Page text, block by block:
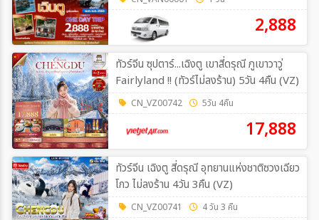
2,888
ทัวร์จีน ซุปตาร์...เฉิงตู เขาสี่ดรุณี ภูเขาวาวู่
Fairlyland !! (ทัวร์ไม่ลงร้าน) 5วัน 4คืน (VZ)
CN_VZ00742 5วัน 4คืน
17,888
ทัวร์จีน เฉิงตู สี่ดรุณี อุทยานแห่งชาติซวงเฉียว
โกว ไม่ลงร้าน 4วัน 3คืน (VZ)
CN_VZ00741 4 วัน 3 คืน